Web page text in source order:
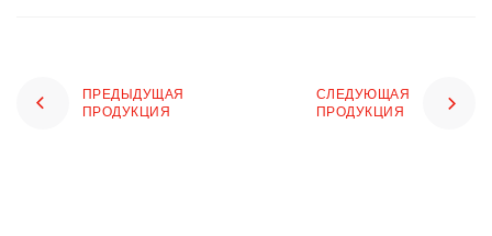
ПРЕДЫДУЩАЯ
ПРОДУКЦИЯ
СЛЕДУЮЩАЯ
ПРОДУКЦИЯ